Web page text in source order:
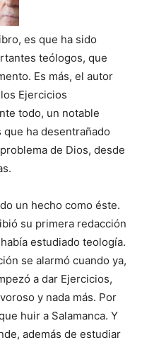
es que ha sido
teólogos, que
Es más, el autor
Ejercicios
todo, un notable
ha desentrañado
de Dios, desde
un hecho como éste.
su primera redacción
estudiado teología.
se alarmó cuando ya,
a dar Ejercicios,
y nada más. Por
huir a Salamanca. Y
además de estudiar